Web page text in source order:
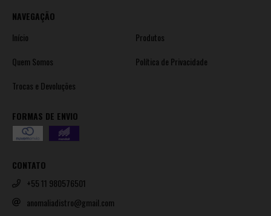
NAVEGAÇÃO
Início
Produtos
Quem Somos
Política de Privacidade
Trocas e Devoluções
FORMAS DE ENVIO
CONTATO
+55 11 980576501
anomaliadistro@gmail.com